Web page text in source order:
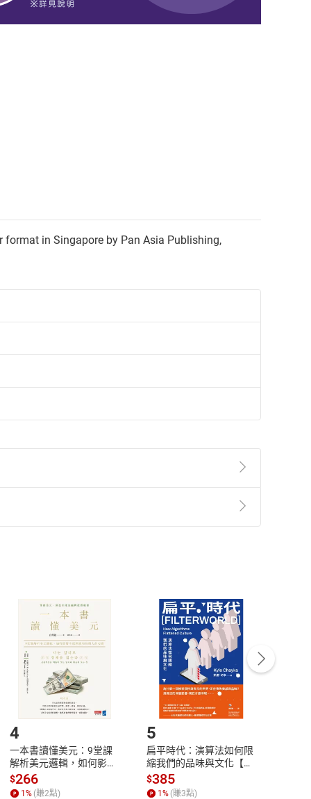
in Singapore by Pan Asia Publishing,
第2條第5款之規定，「非以有形媒介提供之數位
點選「瀏覽訂單明細」 「申請取消訂單/退
貨。
付款方式
Payment
完成訂單
Complete
號，下載書籍後看書
4
一本書讀懂美元：9堂課
解析美元邏輯，如何影響
全球經濟和每個人的投資
【電子書】
$266
1% (賺2點)
5
扁平時代：演算法如何限
縮我們的品味與文化【電
子書】
$385
1% (賺3點)